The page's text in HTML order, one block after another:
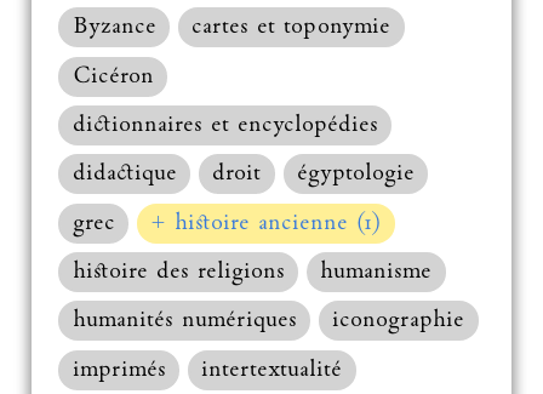
Byzance
cartes et toponymie
Cicéron
dictionnaires et encyclopédies
didactique
droit
égyptologie
grec
+ histoire ancienne (1)
histoire des religions
humanisme
humanités numériques
iconographie
imprimés
intertextualité